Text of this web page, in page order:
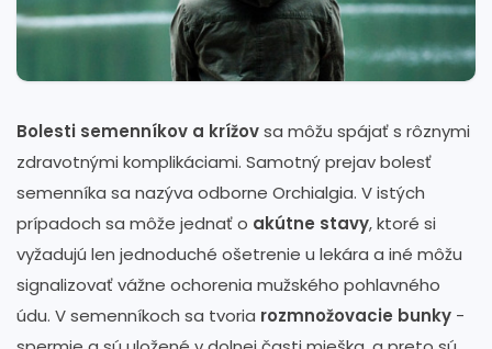
Bolesti semenníkov a krížovsa môžu spájať s rôznymi
zdravotnými komplikáciami. Samotný prejav bolesť
semenníka sa nazýva odborne Orchialgia. V istých
prípadoch sa môže jednať o akútne stavy, ktoré si
vyžadujú len jednoduché ošetrenie u lekára a iné môžu
signalizovať vážne ochorenia mužského pohlavného
údu. V semenníkoch sa tvoria rozmnožovacie bunky -